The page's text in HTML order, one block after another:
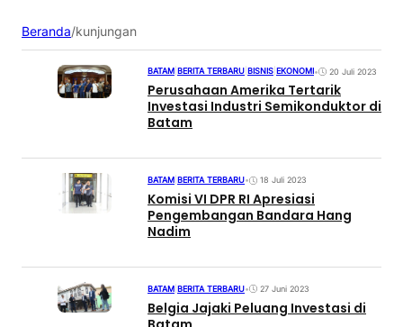
Beranda/kunjungan
BATAM BERITA TERBARU BISNIS EKONOMI• 20 Juli 2023
Perusahaan Amerika Tertarik
Investasi Industri Semikonduktor di
Batam
BATAM BERITA TERBARU• 18 Juli 2023
Komisi VI DPR RI Apresiasi
Pengembangan Bandara Hang
Nadim
BATAM BERITA TERBARU• 27 Juni 2023
Belgia Jajaki Peluang Investasi di